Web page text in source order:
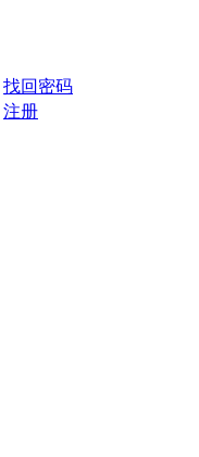
找回密码
注册